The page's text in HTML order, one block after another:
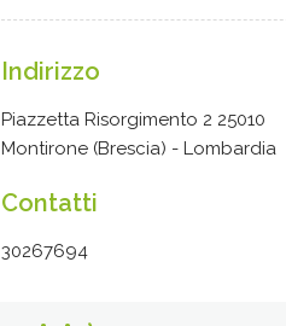
Indirizzo
Piazzetta Risorgimento 2 25010
Montirone (Brescia) - Lombardia
Contatti
30267694